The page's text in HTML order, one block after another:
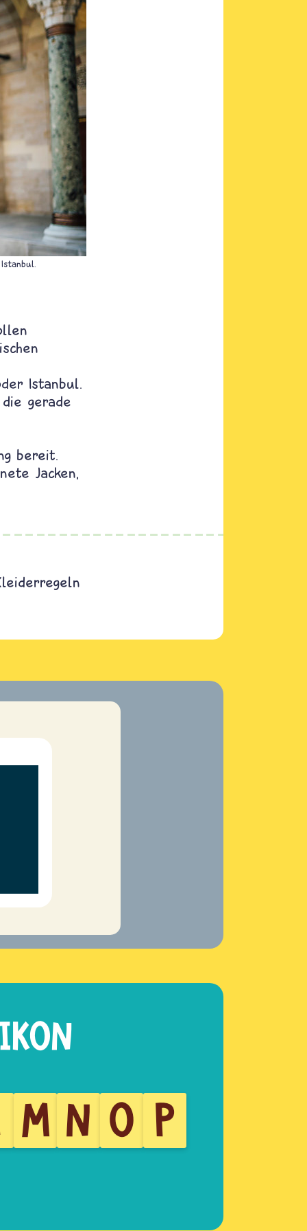
Istanbul.
gerade
bereit.
Jacken,
M N O P